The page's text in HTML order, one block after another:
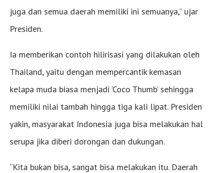
juga dan semua daerah memiliki ini semuanya,” ujar
Presiden.
Ia memberikan contoh hilirisasi yang dilakukan oleh
Thailand, yaitu dengan mempercantik kemasan
kelapa muda biasa menjadi ‘Coco Thumb’ sehingga
memiliki nilai tambah hingga tiga kali lipat. Presiden
yakin, masyarakat Indonesia juga bisa melakukan hal
serupa jika diberi dorongan dan dukungan.
“Kita bukan bisa, sangat bisa melakukan itu. Daerah